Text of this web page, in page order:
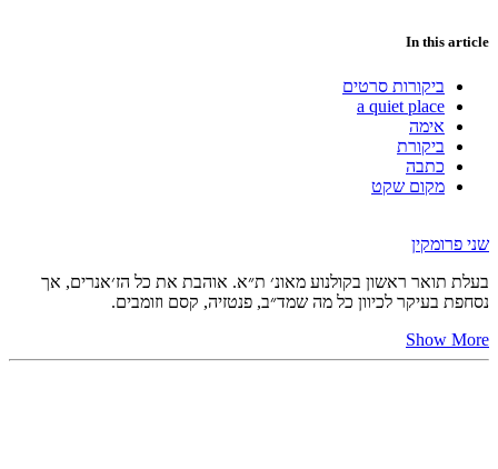
In this article
ביקורות סרטים
a quiet place
אימה
ביקורת
כתבה
מקום שקט
שני פרומקין
בעלת תואר ראשון בקולנוע מאונ׳ ת״א. אוהבת את כל הז׳אנרים, אך
נסחפת בעיקר לכיוון כל מה שמד״ב, פנטזיה, קסם וזומבים.
Show More